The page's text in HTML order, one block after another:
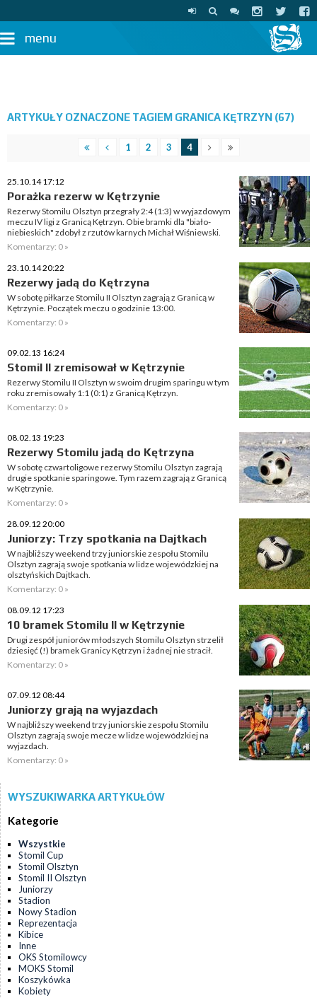
menu
ARTYKUŁY OZNACZONE TAGIEM GRANICA KĘTRZYN (67)
1 2 3 4
25.10.14 17:12
Porażka rezerw w Kętrzynie
Rezerwy Stomilu Olsztyn przegrały 2:4 (1:3) w wyjazdowym
meczu IV ligi z Granicą Kętrzyn. Obie bramki dla "biało-
niebieskich" zdobył z rzutów karnych Michał Wiśniewski.
Komentarzy: 0 »
23.10.14 20:22
Rezerwy jadą do Kętrzyna
W sobotę piłkarze Stomilu II Olsztyn zagrają z Granicą w
Kętrzynie. Początek meczu o godzinie 13:00.
Komentarzy: 0 »
09.02.13 16:24
Stomil II zremisował w Kętrzynie
Rezerwy Stomilu II Olsztyn w swoim drugim sparingu w tym
roku zremisowały 1:1 (0:1) z Granicą Kętrzyn.
Komentarzy: 0 »
08.02.13 19:23
Rezerwy Stomilu jadą do Kętrzyna
W sobotę czwartoligowe rezerwy Stomilu Olsztyn zagrają
drugie spotkanie sparingowe. Tym razem zagrają z Granicą
w Kętrzynie.
Komentarzy: 0 »
28.09.12 20:00
Juniorzy: Trzy spotkania na Dajtkach
W najbliższy weekend trzy juniorskie zespołu Stomilu
Olsztyn zagrają swoje spotkania w lidze wojewódzkiej na
olsztyńskich Dajtkach.
Komentarzy: 0 »
08.09.12 17:23
10 bramek Stomilu II w Kętrzynie
Drugi zespół juniorów młodszych Stomilu Olsztyn strzelił
dziesięć (!) bramek Granicy Kętrzyn i żadnej nie stracił.
Komentarzy: 0 »
07.09.12 08:44
Juniorzy grają na wyjazdach
W najbliższy weekend trzy juniorskie zespołu Stomilu
Olsztyn zagrają swoje mecze w lidze wojewódzkiej na
wyjazdach.
Komentarzy: 0 »
WYSZUKIWARKA ARTYKUŁÓW
Kategorie
Wszystkie
Stomil Cup
Stomil Olsztyn
Stomil II Olsztyn
Juniorzy
Stadion
Nowy Stadion
Reprezentacja
Kibice
Inne
OKS Stomilowcy
MOKS Stomil
Koszykówka
Kobiety